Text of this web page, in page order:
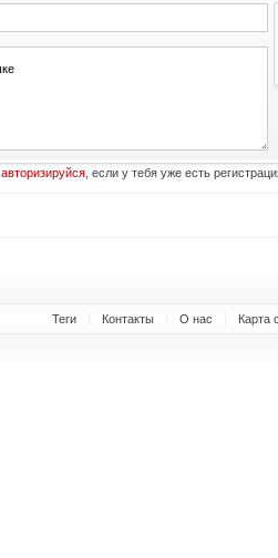
авторизируйся, если у тебя уже есть
Теги Контакты О нас Карта